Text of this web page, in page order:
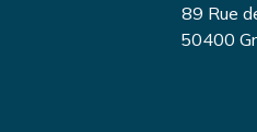
89 Rue
50400